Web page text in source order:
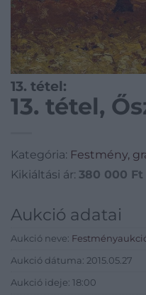
13. tétel:
13. tétel,
Kategória: Festmény,
Kikiáltási ár: 380 000 Ft
Aukció adatai
Aukció neve:
Aukció dátuma: 2015.05.27
Aukció ideje: 18:00